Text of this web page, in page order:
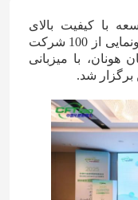
توسعه با کیفیت بالای
صنعت کود در سال 2025 و مراسم رونمایی از 100 شرکت
هونان، با میزبانی
شد.